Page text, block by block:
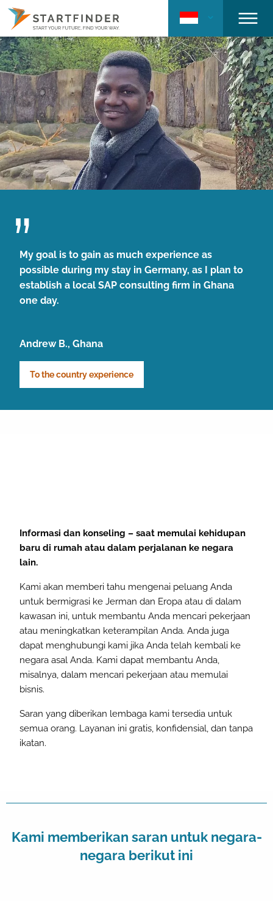
My goal is to gain as much experience as
possible during my stay in Germany, as I plan to
establish a local SAP consulting firm in Ghana
one day.
Andrew B., Ghana
To the country experience
Informasi dan konseling – saat memulai kehidupan
baru di rumah atau dalam perjalanan ke negara
lain.
Kami akan memberi tahu mengenai peluang Anda
untuk bermigrasi ke Jerman dan Eropa atau di dalam
kawasan ini, untuk membantu Anda mencari pekerjaan
atau meningkatkan keterampilan Anda. Anda juga
dapat menghubungi kami jika Anda telah kembali ke
negara asal Anda. Kami dapat membantu Anda,
misalnya, dalam mencari pekerjaan atau memulai
bisnis.
Saran yang diberikan lembaga kami tersedia untuk
semua orang. Layanan ini gratis, konfidensial, dan tanpa
ikatan.
Kami memberikan saran untuk negara-
negara berikut ini